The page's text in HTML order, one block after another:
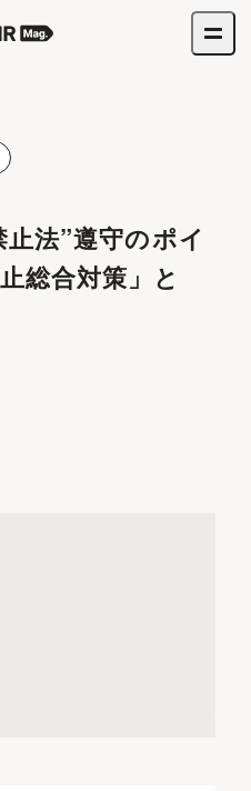
法”遵守のポイ
総合対策」と